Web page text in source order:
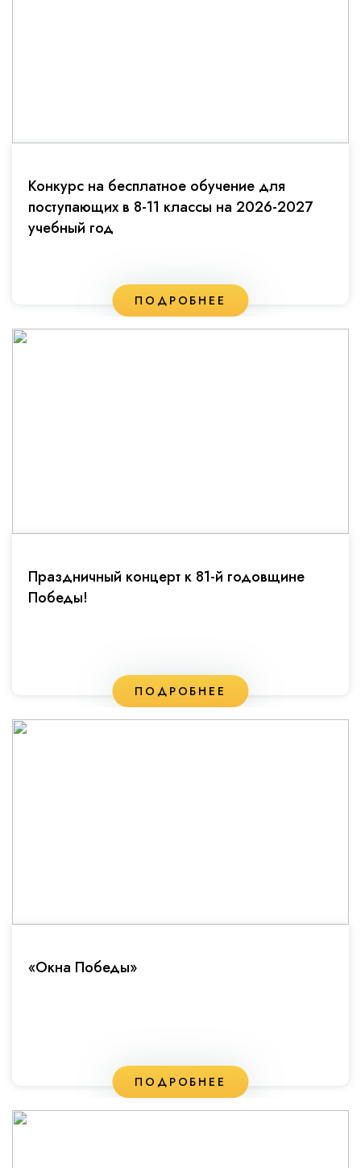
Конкурс на бесплатное обучение для
поступающих в 8-11 классы на 2026-2027
учебный год
ПОДРОБНЕЕ
Праздничный концерт к 81-й годовщине
Победы!
ПОДРОБНЕЕ
«Окна Победы»
ПОДРОБНЕЕ